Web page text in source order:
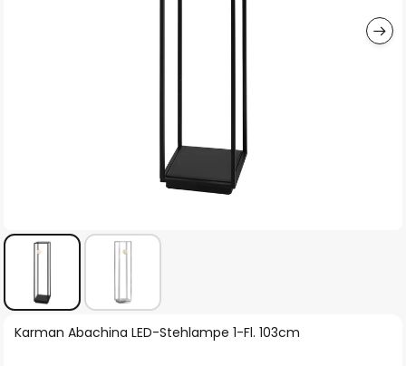
Zum
Karman Abachina LED-Stehlampe 1-Fl. 103cm